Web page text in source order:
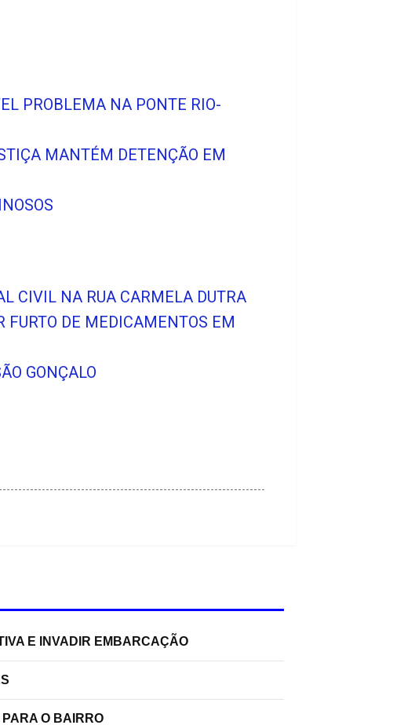
PROBLEMA NA PONTE RIO-
MANTÉM DETENÇÃO EM
CIVIL NA RUA CARMELA DUTRA
FURTO DE MEDICAMENTOS EM
GONÇALO
E INVADIR EMBARCAÇÃO
O BAIRRO